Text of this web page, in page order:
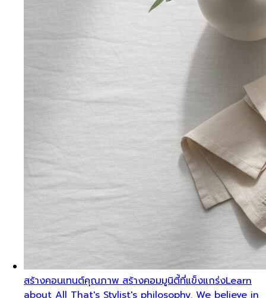
สร้างคอนเทนต์คุณภาพ สร้างคอมมูนิตี้ที่แข็งแกร่งLearn
about All That's Stylist's philosophy. We believe in